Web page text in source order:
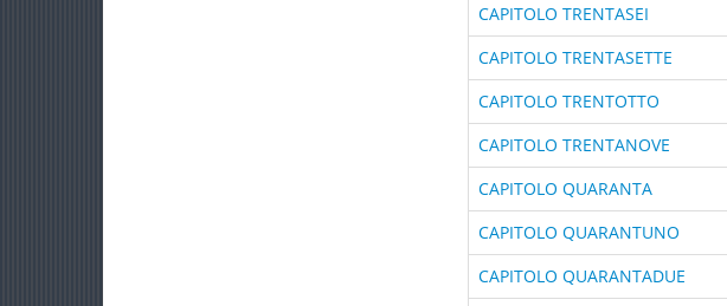
CAPITOLO TRENTASEI
CAPITOLO TRENTASETTE
CAPITOLO TRENTOTTO
CAPITOLO TRENTANOVE
CAPITOLO QUARANTA
CAPITOLO QUARANTUNO
CAPITOLO QUARANTADUE